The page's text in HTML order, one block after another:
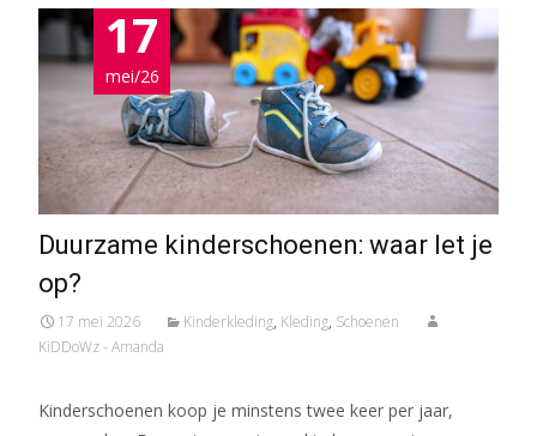
17
mei/26
Duurzame kinderschoenen: waar let je
op?
17 mei 2026 Kinderkleding, Kleding, Schoenen
KiDDoWz - Amanda
Kinderschoenen koop je minstens twee keer per jaar,